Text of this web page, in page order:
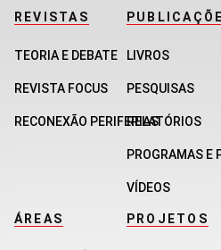
REVISTAS
TEORIA E DEBATE
REVISTA FOCUS
RECONEXÃO PERIFERIAS
LIVROS
PESQUISAS
RELATÓRIOS
PROGRAMAS E
VÍDEOS
ÁREAS PROJETOS